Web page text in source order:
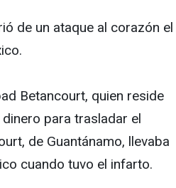
de un ataque al corazón el
Betancourt, quien reside
para trasladar el
de Guantánamo, llevaba
cuando tuvo el infarto.